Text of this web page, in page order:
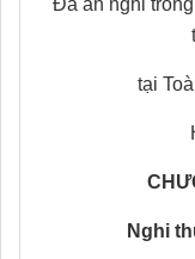
tại
Nghi